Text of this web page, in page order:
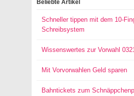
Beliebte Artikel
Schneller tippen mit dem 10-
Schreibsystem
Wissenswertes zur Vorwahl
Mit Vorvorwahlen Geld sparen
Bahntickets zum